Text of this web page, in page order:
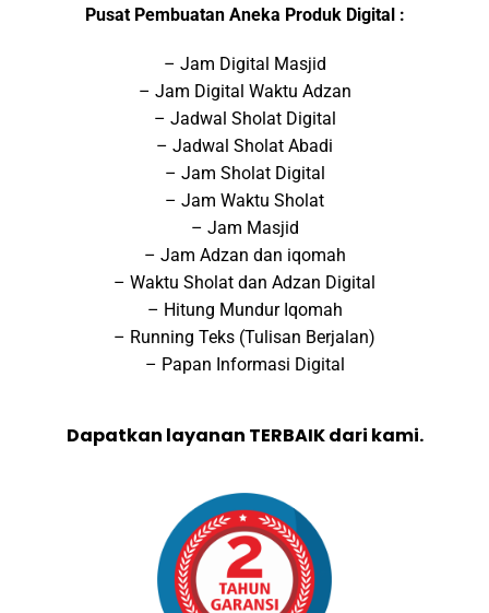
Pusat Pembuatan Aneka Produk Digital :
– Jam Digital Masjid
– Jam Digital Waktu Adzan
– Jadwal Sholat Digital
– Jadwal Sholat Abadi
– Jam Sholat Digital
– Jam Waktu Sholat
– Jam Masjid
– Jam Adzan dan iqomah
– Waktu Sholat dan Adzan Digital
– Hitung Mundur Iqomah
– Running Teks (Tulisan Berjalan)
– Papan Informasi Digital
Dapatkan layanan TERBAIK dari kami.